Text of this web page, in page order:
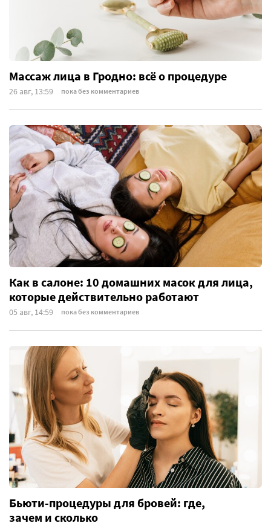
Массаж лица в Гродно: всё о процедуре
26 авг, 13:59 пока без комментариев
Как в салоне: 10 домашних масок для лица,
которые действительно работают
05 авг, 14:59 пока без комментариев
Бьюти-процедуры для бровей: где,
зачем и сколько